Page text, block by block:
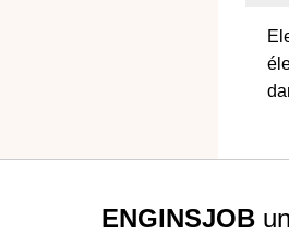
ENGINSJOB